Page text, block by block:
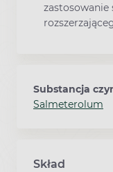
zastosowanie
Substancja
Salmeterolum
Skład